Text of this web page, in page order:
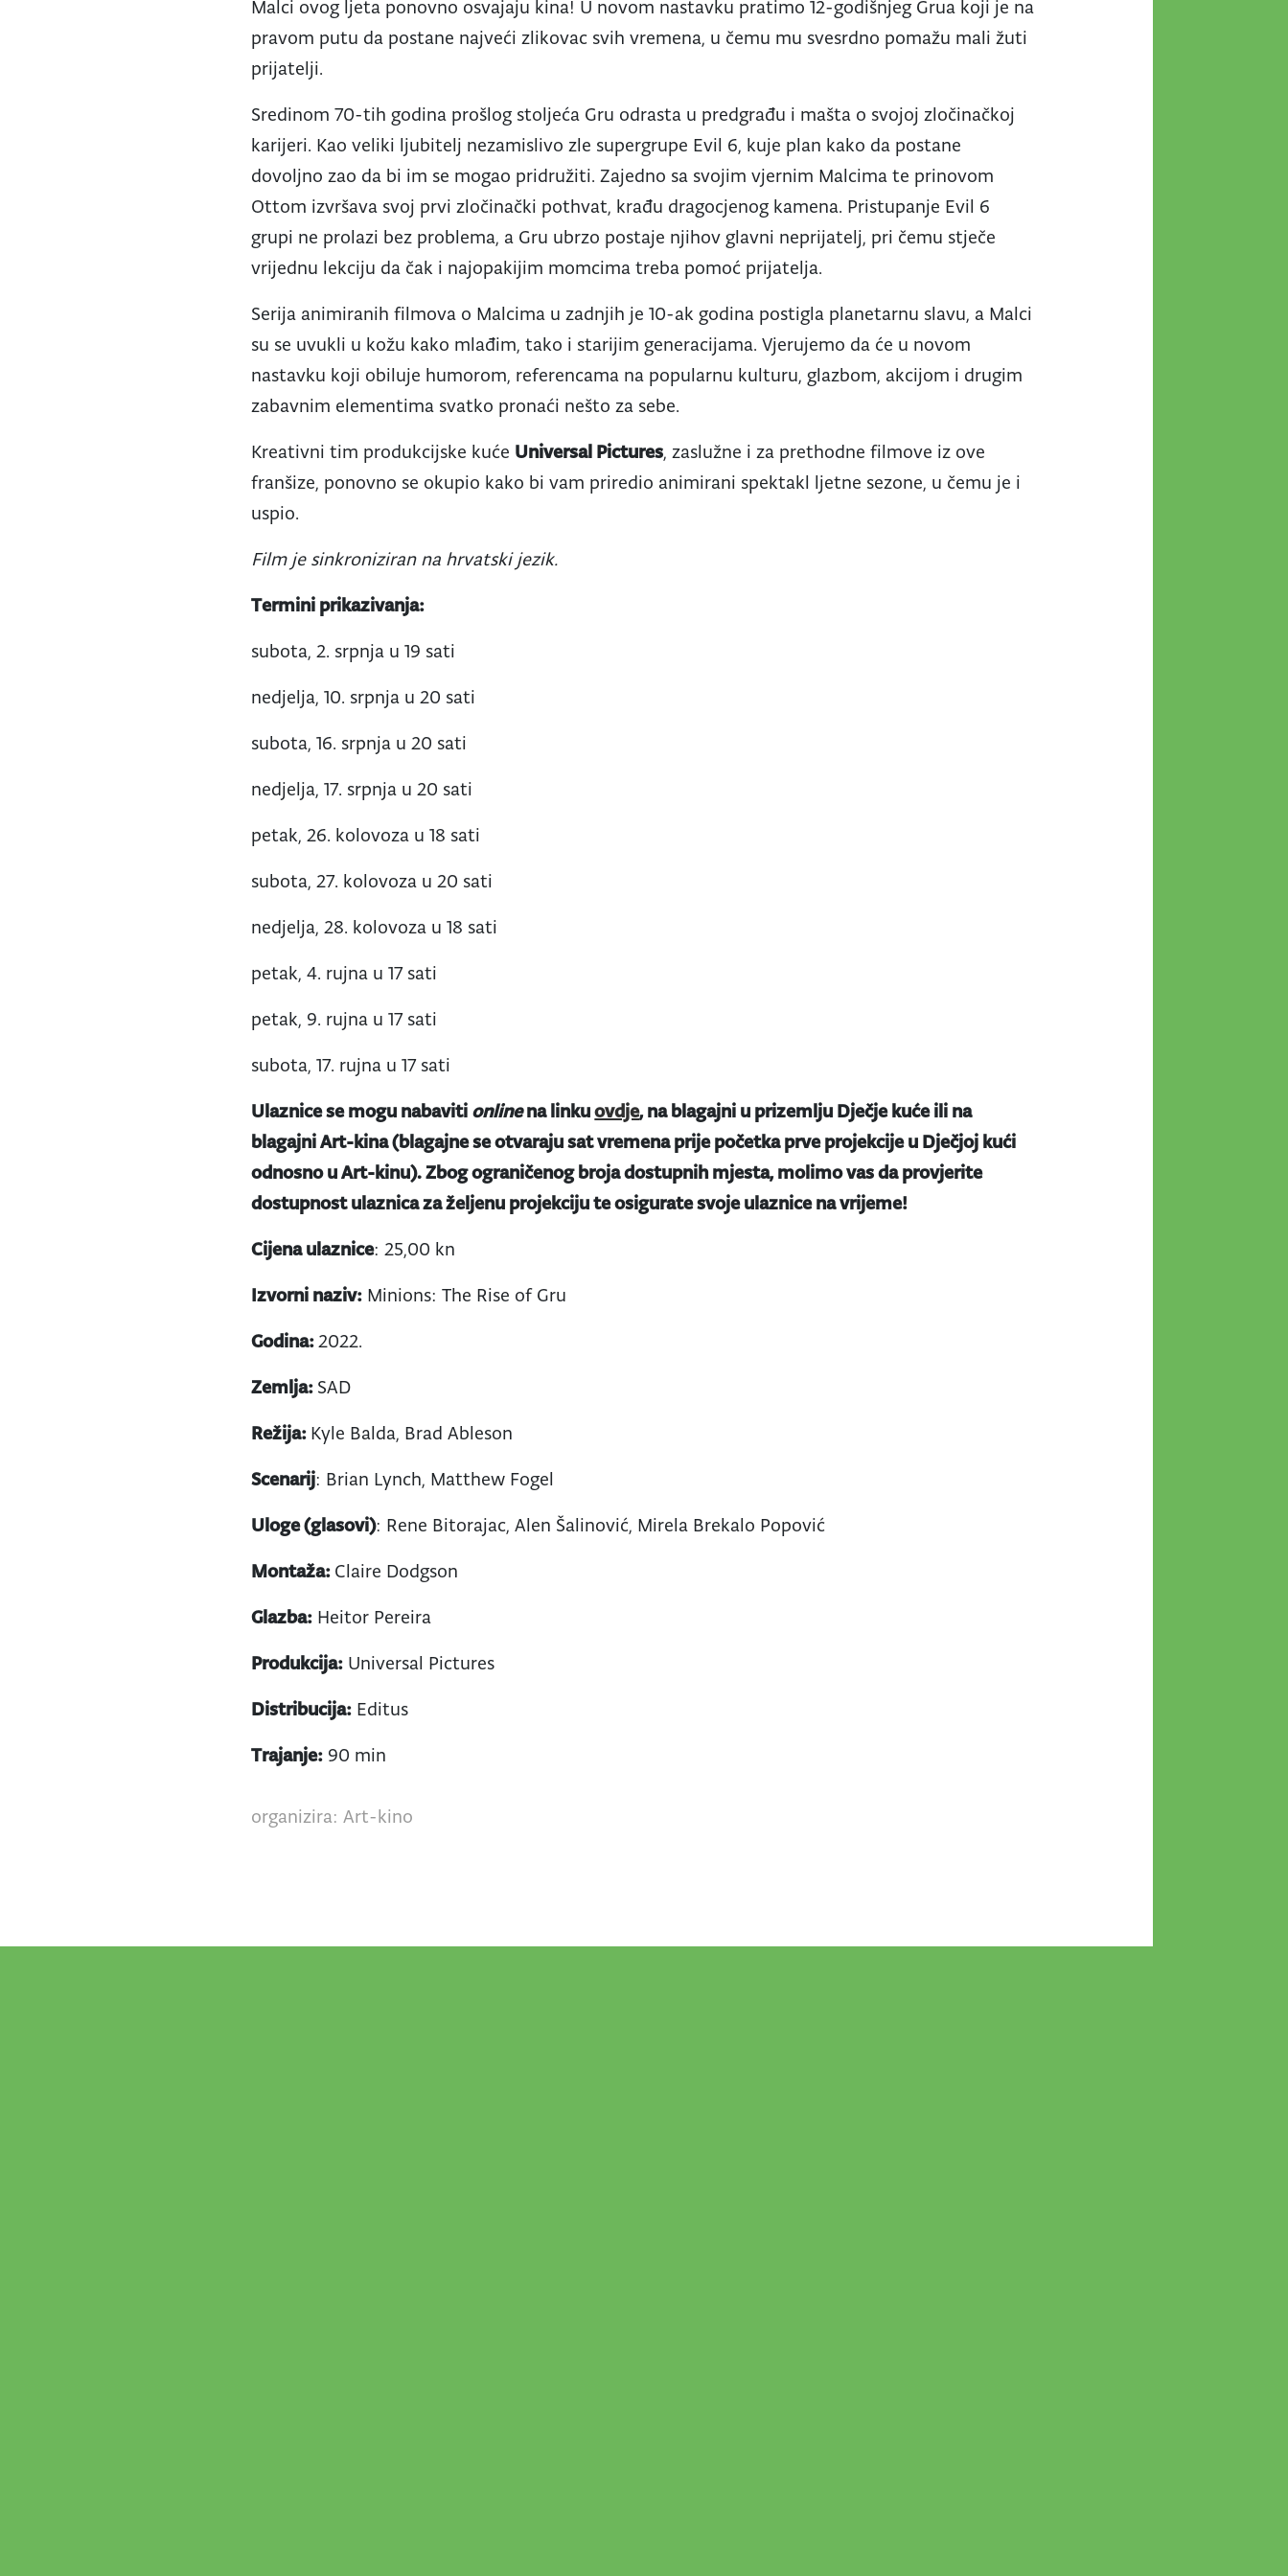
Malci ovog ljeta ponovno osvajaju kina! U novom nastavku pratimo 12-godišnjeg Grua koji je na
pravom putu da postane najveći zlikovac svih vremena, u čemu mu svesrdno pomažu mali žuti
prijatelji.
Sredinom 70-tih godina prošlog stoljeća Gru odrasta u predgrađu i mašta o svojoj zločinačkoj
karijeri. Kao veliki ljubitelj nezamislivo zle supergrupe Evil 6, kuje plan kako da postane
dovoljno zao da bi im se mogao pridružiti. Zajedno sa svojim vjernim Malcima te prinovom
Ottom izvršava svoj prvi zločinački pothvat, krađu dragocjenog kamena. Pristupanje Evil 6
grupi ne prolazi bez problema, a Gru ubrzo postaje njihov glavni neprijatelj, pri čemu stječe
vrijednu lekciju da čak i najopakijim momcima treba pomoć prijatelja.
Serija animiranih filmova o Malcima u zadnjih je 10-ak godina postigla planetarnu slavu, a Malci
su se uvukli u kožu kako mlađim, tako i starijim generacijama. Vjerujemo da će u novom
nastavku koji obiluje humorom, referencama na popularnu kulturu, glazbom, akcijom i drugim
zabavnim elementima svatko pronaći nešto za sebe.
Kreativni tim produkcijske kuće Universal Pictures, zaslužne i za prethodne filmove iz ove
franšize, ponovno se okupio kako bi vam priredio animirani spektakl ljetne sezone, u čemu je i
uspio.
Film je sinkroniziran na hrvatski jezik.
Termini prikazivanja:
subota, 2. srpnja u 19 sati
nedjelja, 10. srpnja u 20 sati
subota, 16. srpnja u 20 sati
nedjelja, 17. srpnja u 20 sati
petak, 26. kolovoza u 18 sati
subota, 27. kolovoza u 20 sati
nedjelja, 28. kolovoza u 18 sati
petak, 4. rujna u 17 sati
petak, 9. rujna u 17 sati
subota, 17. rujna u 17 sati
Ulaznice se mogu nabaviti onlinena linkuovdje, na blagajni u prizemlju Dječje kuće ili na
blagajni Art-kina (blagajne se otvaraju sat vremena prije početka prve projekcije u Dječjoj kući
odnosno u Art-kinu). Zbog ograničenog broja dostupnih mjesta, molimo vas da provjerite
dostupnost ulaznica za željenu projekciju te osigurate svoje ulaznice na vrijeme!
Cijena ulaznice: 25,00 kn
Izvorni naziv: Minions: The Rise of Gru
Godina:2022.
Zemlja: SAD
Režija: Kyle Balda, Brad Ableson
Scenarij: Brian Lynch, Matthew Fogel
Uloge (glasovi): Rene Bitorajac, Alen Šalinović, Mirela Brekalo Popović
Montaža: Claire Dodgson
Glazba: Heitor Pereira
Produkcija: Universal Pictures
Distribucija: Editus
Trajanje: 90 min
organizira: Art-kino